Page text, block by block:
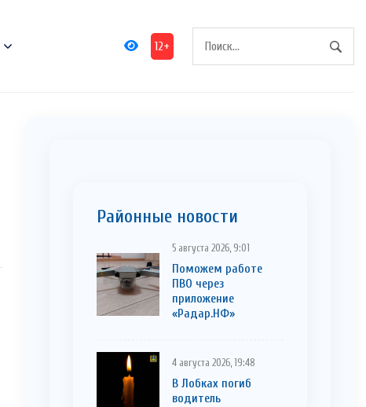
12+
Районные новости
5 августа 2026, 9:01
Поможем работе
ПВО через
приложение
«Радар.НФ»
4 августа 2026, 19:48
В Лобках погиб
водитель